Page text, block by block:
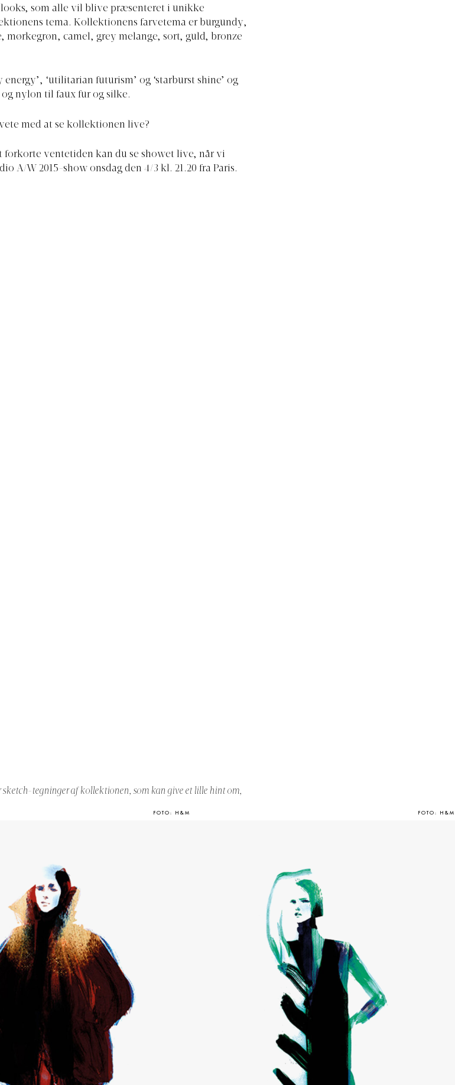
som alle vil blive præsenteret i unikke
tema. Kollektionens farvetema er burgundy,
mørkegrøn, camel, grey melange, sort, guld, bronze
‘utilitarian futurism’ og ‘starburst shine’ og
nylon til faux fur og silke.
med at se kollektionen live?
forkorte ventetiden kan du se showet live, når vi
A/W 2015-show onsdag den 4/3 kl. 21.20 fra Paris.
sketch-tegninger af kollektionen, som kan give et lille hint om,
FOTO: H&M FOTO: H&M